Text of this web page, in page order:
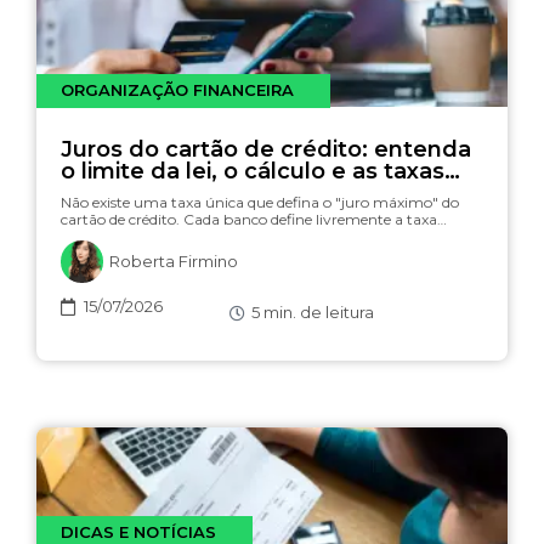
ORGANIZAÇÃO FINANCEIRA
Juros do cartão de crédito: entenda
o limite da lei, o cálculo e as taxas
(com simulador)
Não existe uma taxa única que defina o "juro máximo" do
cartão de crédito. Cada banco define livremente a taxa…
Roberta Firmino
15/07/2026 5 min. de leitura
DICAS E NOTÍCIAS